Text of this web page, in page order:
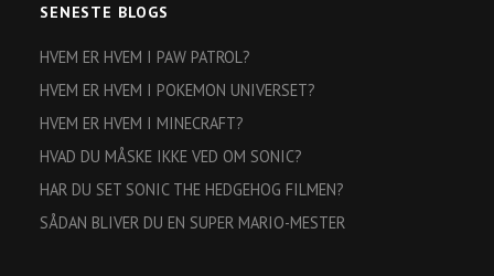
SENESTE BLOGS
HVEM ER HVEM I PAW PATROL?
HVEM ER HVEM I POKEMON UNIVERSET?
HVEM ER HVEM I MINECRAFT?
HVAD DU MÅSKE IKKE VED OM SONIC?
HAR DU SET SONIC THE HEDGEHOG FILMEN?
SÅDAN BLIVER DU EN SUPER MARIO-MESTER